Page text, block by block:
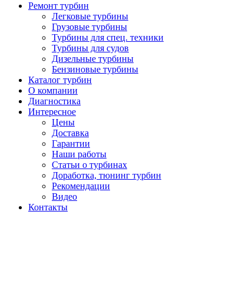
Ремонт турбин
Легковые турбины
Грузовые турбины
Турбины для спец. техники
Турбины для судов
Дизельные турбины
Бензиновые турбины
Каталог турбин
О компании
Диагностика
Интересное
Цены
Доставка
Гарантии
Наши работы
Статьи о турбинах
Доработка, тюнинг турбин
Рекомендации
Видео
Контакты